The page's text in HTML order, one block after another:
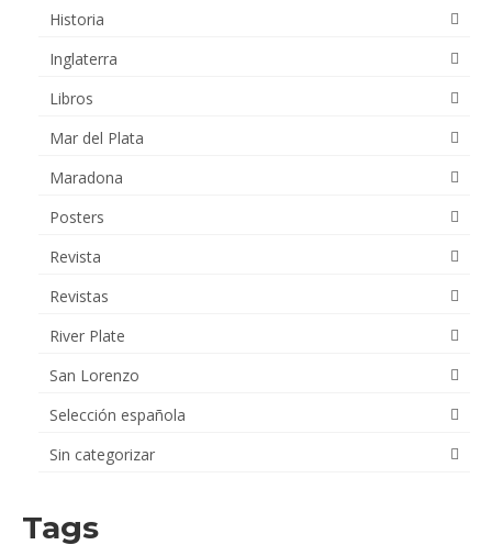
Historia
Inglaterra
Libros
Mar del Plata
Maradona
Posters
Revista
Revistas
River Plate
San Lorenzo
Selección española
Sin categorizar
Tags